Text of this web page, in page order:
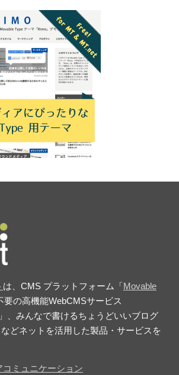
は、CMS プラットフォーム「 Movable
要の高機能WebCMSサービス
」、みんなで書けるちょうどいいブログ
などネットを活用した製品・サービスを
ミュニケーション